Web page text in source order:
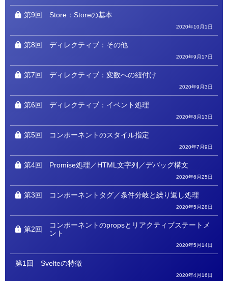
第9回 Store：Storeの基本
2020年10月1日
第8回 ディレクティブ：その他
2020年9月17日
第7回 ディレクティブ：変数への紐付け
2020年9月3日
第6回 ディレクティブ：イベント処理
2020年8月13日
第5回 コンポーネントのスタイル指定
2020年7月9日
第4回 Promise処理／HTML文字列／デバッグ構文
2020年6月25日
第3回 コンポーネントタグ／条件分岐と繰り返し処理
2020年5月28日
第2回
コンポーネントのpropsとリアクティブステートメ
ント
2020年5月14日
第1回 Svelteの特徴
2020年4月16日